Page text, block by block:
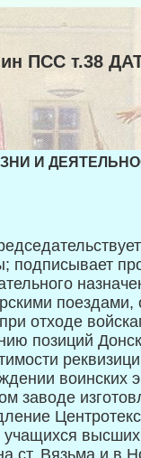
ПСС т.38
И
подписывает
отходе
позиций
во­инских
заводе